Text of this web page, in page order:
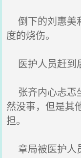
倒下的刘惠美
度的烧伤。
医护人员赶到
张齐内心忐忑
然没事，但是其
担。
章局被医护人